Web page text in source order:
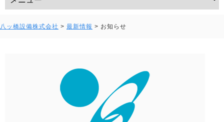
八ッ橋設備株式会社 > 最新情報 > お知らせ